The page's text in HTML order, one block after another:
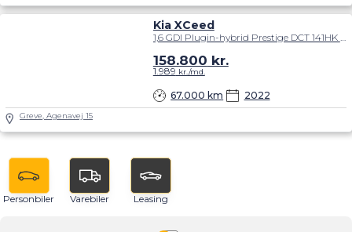
Kia XCeed
1,6 GDI Plugin-hybrid Prestige DCT 141HK 5d 6g Aut.
67.000 km 2022
158.800 kr.
1.989 kr./md.
Greve, Agenavej 15
Personbiler Varebiler Leasing